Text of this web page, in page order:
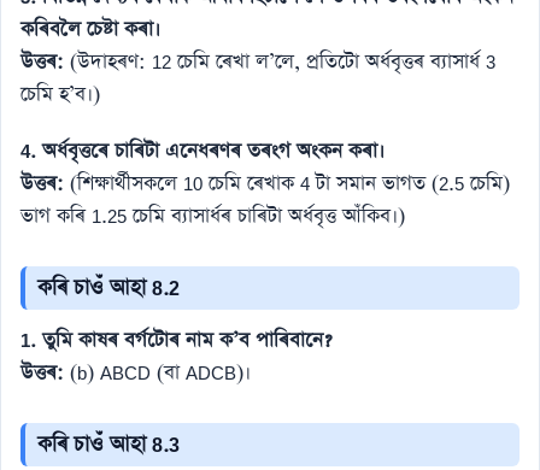
কৰিবলৈ চেষ্টা কৰা।
উত্তৰ: (উদাহৰণ: 12 চেমি ৰেখা ল’লে, প্ৰতিটো অৰ্ধবৃত্তৰ ব্যাসাৰ্ধ 3
চেমি হ’ব।)
4. অৰ্ধবৃত্তৰে চাৰিটা এনেধৰণৰ তৰংগ অংকন কৰা।
উত্তৰ: (শিক্ষাৰ্থীসকলে 10 চেমি ৰেখাক 4 টা সমান ভাগত (2.5 চেমি)
ভাগ কৰি 1.25 চেমি ব্যাসাৰ্ধৰ চাৰিটা অৰ্ধবৃত্ত আঁকিব।)
কৰি চাওঁ আহা 8.2
1. তুমি কাষৰ বৰ্গটোৰ নাম ক’ব পাৰিবানে?
উত্তৰ: (b) ABCD (বা ADCB)।
কৰি চাওঁ আহা 8.3